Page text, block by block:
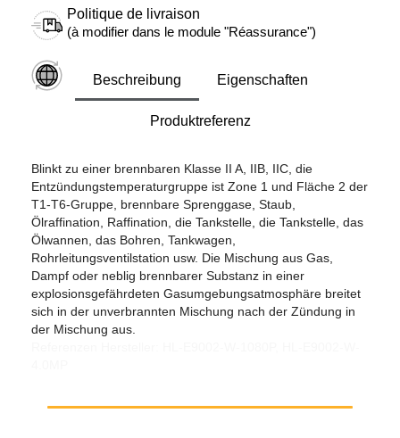
Politique de livraison
(à modifier dans le module "Réassurance")
Beschreibung Eigenschaften
Produktreferenz
Blinkt zu einer brennbaren Klasse II A, IIB, IIC, die
Entzündungstemperaturgruppe ist Zone 1 und Fläche 2 der
T1-T6-Gruppe, brennbare Sprenggase, Staub,
Ölraffination, Raffination, die Tankstelle, die Tankstelle, das
Ölwannen, das Bohren, Tankwagen,
Rohrleitungsventilstation usw. Die Mischung aus Gas,
Dampf oder neblig brennbarer Substanz in einer
explosionsgefährdeten Gasumgebungsatmosphäre breitet
sich in der unverbrannten Mischung nach der Zündung in
der Mischung aus.